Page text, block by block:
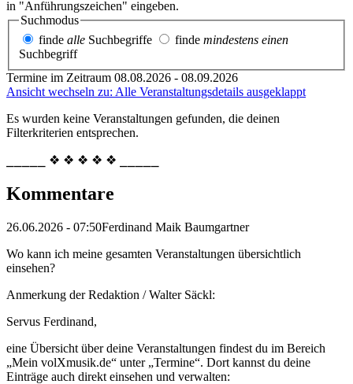
in "Anführungszeichen" eingeben.
Suchmodus
finde alle Suchbegriffe finde mindestens einen
Suchbegriff
Termine im Zeitraum 08.08.2026 - 08.09.2026
Ansicht wechseln zu: Alle Veranstaltungsdetails ausgeklappt
Es wurden keine Veranstaltungen gefunden, die deinen
Filterkriterien entsprechen.
⎯⎯⎯⎯⎯ ❖ ❖ ❖ ❖ ❖ ⎯⎯⎯⎯⎯
Kommentare
26.06.2026 - 07:50Ferdinand Maik Baumgartner
Wo kann ich meine gesamten Veranstaltungen übersichtlich
einsehen?
Anmerkung der Redaktion /Walter Säckl:
Servus Ferdinand,
eine Übersicht über deine Veranstaltungen findest du im Bereich
„Mein volXmusik.de“ unter „Termine“. Dort kannst du deine
Einträge auch direkt einsehen und verwalten: